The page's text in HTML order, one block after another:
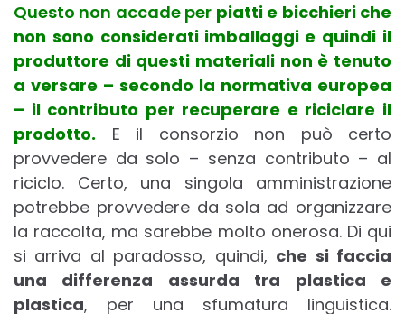
Questo non accade per piatti e bicchieri che
non sono considerati imballaggi e quindi il
produttore di questi materiali non è tenuto
a versare – secondo la normativa europea
– il contributo per recuperare e riciclare il
prodotto. E il consorzio non può certo
provvedere da solo – senza contributo – al
riciclo. Certo, una singola amministrazione
potrebbe provvedere da sola ad organizzare
la raccolta, ma sarebbe molto onerosa. Di qui
si arriva al paradosso, quindi, che si faccia
una differenza assurda tra plastica e
plastica, per una sfumatura linguistica.